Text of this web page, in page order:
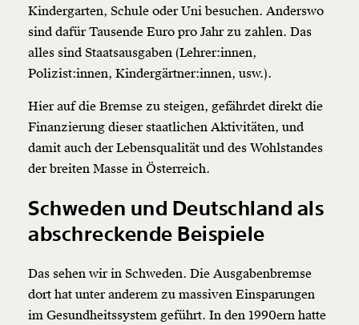
Kindergarten, Schule oder Uni besuchen. Anderswo
sind dafür Tausende Euro pro Jahr zu zahlen. Das
alles sind Staatsausgaben (Lehrer:innen,
Polizist:innen, Kindergärtner:innen, usw.).
Hier auf die Bremse zu steigen, gefährdet direkt die
Finanzierung dieser staatlichen Aktivitäten, und
damit auch der Lebensqualität und des Wohlstandes
der breiten Masse in Österreich.
Schweden und Deutschland als
abschreckende Beispiele
Das sehen wir in Schweden. Die Ausgabenbremse
dort hat unter anderem zu massiven Einsparungen
im Gesundheitssystem geführt. In den 1990ern hatte